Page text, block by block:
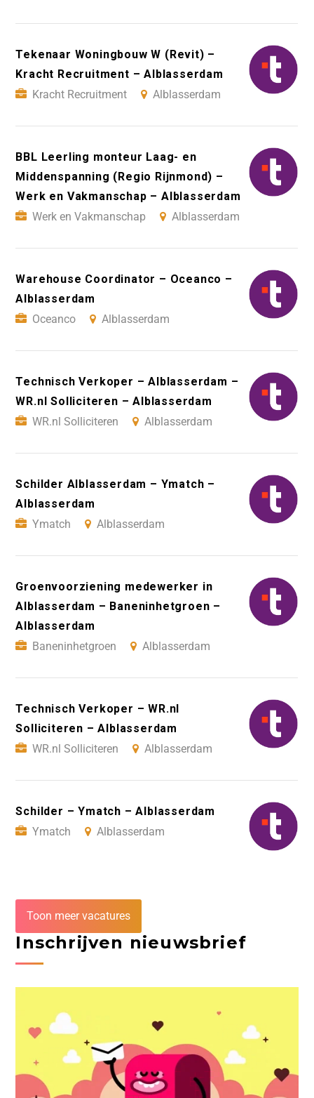
Tekenaar Woningbouw W (Revit) –
Kracht Recruitment – Alblasserdam
Kracht Recruitment
Alblasserdam
BBL Leerling monteur Laag- en
Middenspanning (Regio Rijnmond) –
Werk en Vakmanschap – Alblasserdam
Werk en Vakmanschap
Alblasserdam
Warehouse Coordinator – Oceanco –
Alblasserdam
Oceanco
Alblasserdam
Technisch Verkoper – Alblasserdam –
WR.nl Solliciteren – Alblasserdam
WR.nl Solliciteren
Alblasserdam
Schilder Alblasserdam – Ymatch –
Alblasserdam
Ymatch
Alblasserdam
Groenvoorziening medewerker in
Alblasserdam – Baneninhetgroen –
Alblasserdam
Baneninhetgroen
Alblasserdam
Technisch Verkoper – WR.nl
Solliciteren – Alblasserdam
WR.nl Solliciteren
Alblasserdam
Schilder – Ymatch – Alblasserdam
Ymatch
Alblasserdam
Toon meer vacatures
Inschrijven nieuwsbrief